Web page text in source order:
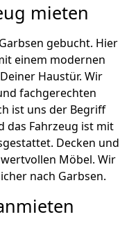
mieten
gebucht. Hier
einem modernen
Haustür. Wir
fachgerechten
ist uns der Begriff
das Fahrzeug ist mit
Decken und
Möbel. Wir
nach Garbsen.